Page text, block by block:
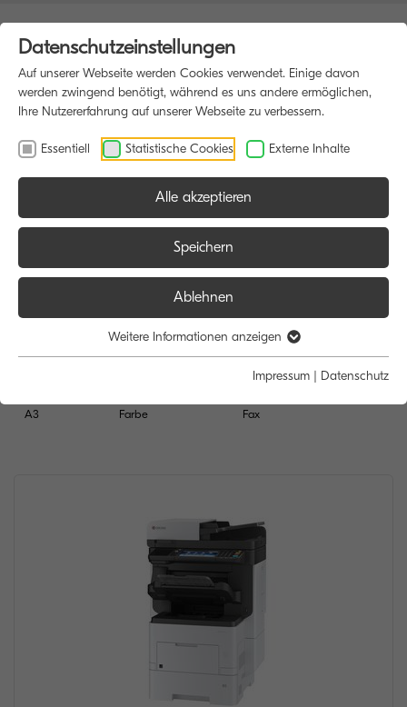
A3 Farbe
Funktion:
Scan
Fax
Datenschutzeinstellungen
Auf unserer Webseite werden Cookies verwendet. Einige davon
werden zwingend benötigt, während es uns andere ermöglichen,
Ihre Nutzererfahrung auf unserer Webseite zu verbessern.
Essentiell Statistische Cookies Externe Inhalte
Alle akzeptieren
Speichern
Ablehnen
Weitere Informationen anzeigen
Impressum | Datenschutz